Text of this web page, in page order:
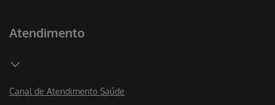
Atendimento
Canal de Atendimento Saúde